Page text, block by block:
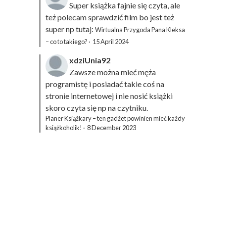
Super książka fajnie się czyta, ale
też polecam sprawdzić film bo jest też
super np tutaj: Wirtualna Przygoda Pana Kleksa
– co to takiego? · 15 April 2024
xdziUnia92
Zawsze można mieć męża
programistę i posiadać takie coś na
stronie internetowej i nie nosić książki
skoro czyta się np na czytniku.
Planer Książkary – ten gadżet powinien mieć każdy
książkoholik! · 8 December 2023